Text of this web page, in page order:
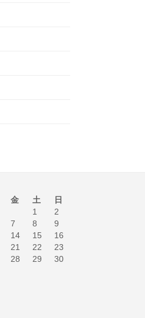
金 土
日
1
2
7 8
9
14 15
16
21 22
23
28 29
30